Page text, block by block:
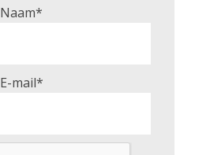
Naam*
E-mail*